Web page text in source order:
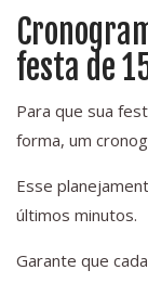
festa de
Para que sua
forma, um
Esse
últimos minutos.
Garante que